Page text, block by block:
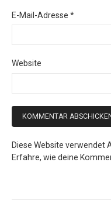
E-Mail-Adresse *
Website
Diese Website verwendet
Erfahre, wie deine